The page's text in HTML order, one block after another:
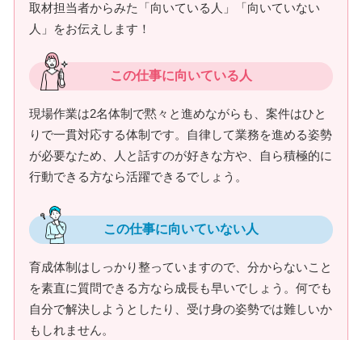
取材担当者からみた「向いている人」「向いていない
人」をお伝えします！
この仕事に向いている人
現場作業は2名体制で黙々と進めながらも、案件はひと
りで一貫対応する体制です。自律して業務を進める姿勢
が必要なため、人と話すのが好きな方や、自ら積極的に
行動できる方なら活躍できるでしょう。
この仕事に向いていない人
育成体制はしっかり整っていますので、分からないこと
を素直に質問できる方なら成長も早いでしょう。何でも
自分で解決しようとしたり、受け身の姿勢では難しいか
もしれません。